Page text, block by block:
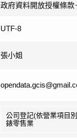
政府資料開放授權條款
UTF-8
張小姐
公司登記(依營業項目
錶零售業